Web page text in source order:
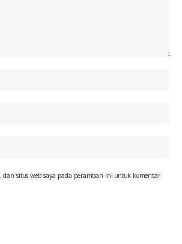
dan situs web saya pada peramban ini untuk komentar